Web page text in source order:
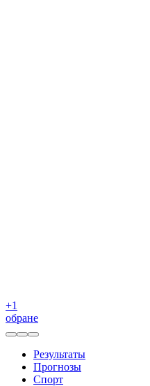
+1
обране
Результаты
Прогнозы
Спорт